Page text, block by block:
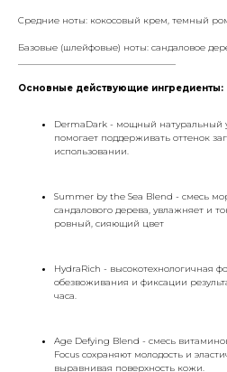
Средние ноты: кокосовый крем, темный
Базовые (шлейфовые) ноты: сандаловое
Основные действующие ингредиенты:
DermaDark - мощный натуральный
помогает поддерживать оттенок
использовании.
Summer by the Sea Blend - смесь
сандалового дерева, увлажняет и
ровный, сияющий цвет
HydraRich - высокотехнологичная
обезвоживания и фиксации
часа.
Age Defying Blend - смесь
Focus сохраняют молодость и
выравнивая поверхность кожи.